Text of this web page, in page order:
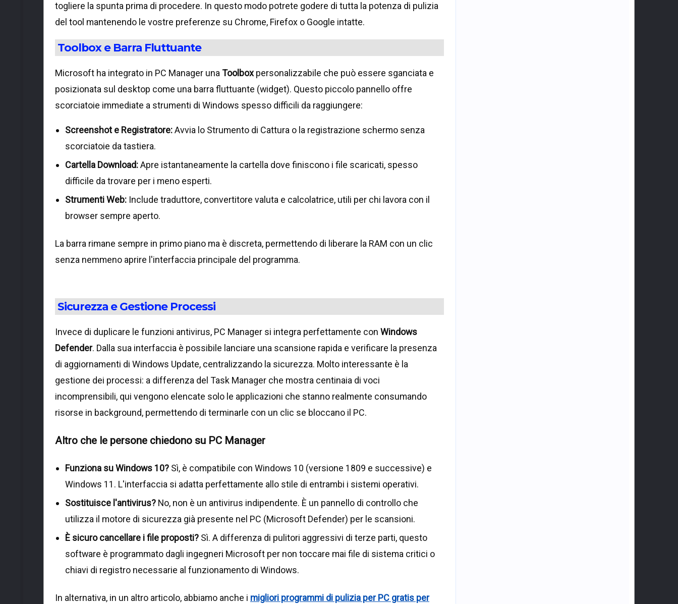
togliere la spunta prima di procedere. In questo modo potrete godere di tutta la potenza di pulizia
del tool mantenendo le vostre preferenze su Chrome, Firefox o Google intatte.
Toolbox e Barra Fluttuante
Microsoft ha integrato in PC Manager una Toolboxpersonalizzabile che può essere sganciata e
posizionata sul desktop come una barra fluttuante (widget). Questo piccolo pannello offre
scorciatoie immediate a strumenti di Windows spesso difficili da raggiungere:
Screenshot e Registratore:Avvia lo Strumento di Cattura o la registrazione schermo senza
scorciatoie da tastiera.
Cartella Download:Apre istantaneamente la cartella dove finiscono i file scaricati, spesso
difficile da trovare per i meno esperti.
Strumenti Web: Include traduttore, convertitore valuta e calcolatrice, utili per chi lavora con il
browser sempre aperto.
La barra rimane sempre in primo piano ma è discreta, permettendo di liberare la RAM con un clic
senza nemmeno aprire l'interfaccia principale del programma.
Sicurezza e Gestione Processi
Invece di duplicare le funzioni antivirus, PC Manager si integra perfettamente con Windows
Defender. Dalla sua interfaccia è possibile lanciare una scansione rapida e verificare la presenza
di aggiornamenti di Windows Update, centralizzando la sicurezza. Molto interessante è la
gestione dei processi: a differenza del Task Manager che mostra centinaia di voci
incomprensibili, qui vengono elencate solo le applicazioni che stanno realmente consumando
risorse in background, permettendo di terminarle con un clic se bloccano il PC.
Altro che le persone chiedono su PC Manager
Funziona su Windows 10? Sì, è compatibile con Windows 10 (versione 1809 e successive) e
Windows 11. L'interfaccia si adatta perfettamente allo stile di entrambi i sistemi operativi.
Sostituisce l'antivirus? No, non è un antivirus indipendente. È un pannello di controllo che
utilizza il motore di sicurezza già presente nel PC (Microsoft Defender) per le scansioni.
È sicuro cancellare i file proposti? Sì. A differenza di pulitori aggressivi di terze parti, questo
software è programmato dagli ingegneri Microsoft per non toccare mai file di sistema critici o
chiavi di registro necessarie al funzionamento di Windows.
In alternativa, in un altro articolo, abbiamo anche i migliori programmi di pulizia per PC gratis per